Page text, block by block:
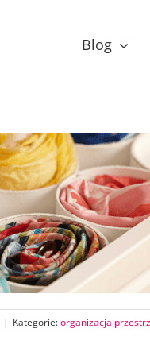
Blog
| Kategorie:organizacja